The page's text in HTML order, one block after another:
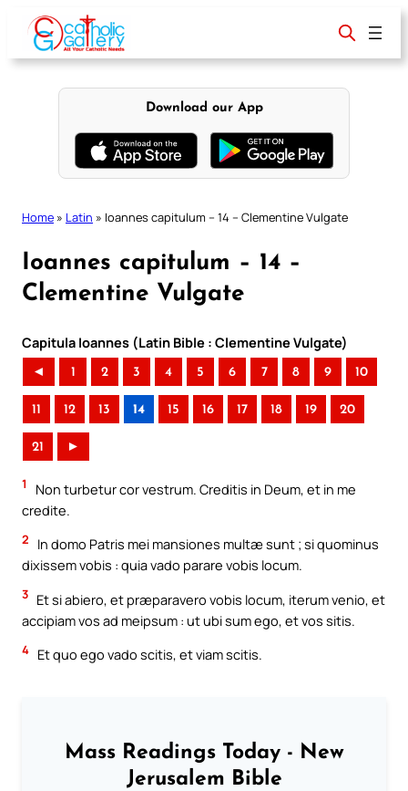
content
Download our App
Home » Latin » Ioannes capitulum – 14 – Clementine Vulgate
Ioannes capitulum – 14 –
Clementine Vulgate
Capitula Ioannes (Latin Bible : Clementine Vulgate)
◄ 1 2 3 4 5 6 7 8 9 10
11 12 13 14 15 16 17 18 19 20
21 ►
1
Non turbetur cor vestrum. Creditis in Deum, et in me
credite.
2
In domo Patris mei mansiones multæ sunt ; si quominus
dixissem vobis : quia vado parare vobis locum.
3 Et si abiero, et præparavero vobis locum, iterum venio, et
accipiam vos ad meipsum : ut ubi sum ego, et vos sitis.
4 Et quo ego vado scitis, et viam scitis.
Mass Readings Today - New
Jerusalem Bible